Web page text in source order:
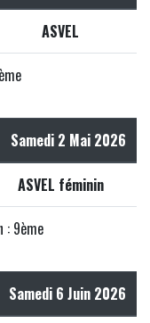
ASVEL
Samedi 2 Mai 2026
ASVEL féminin
: 9ème
Samedi 6 Juin 2026